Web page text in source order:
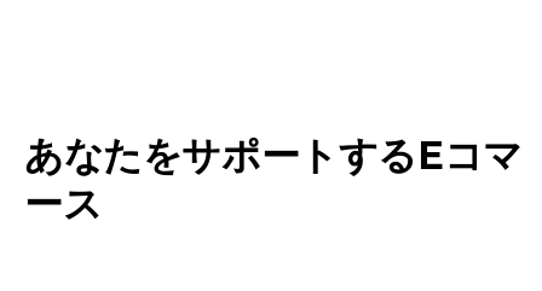
あなたをサポートするEコマ
ース